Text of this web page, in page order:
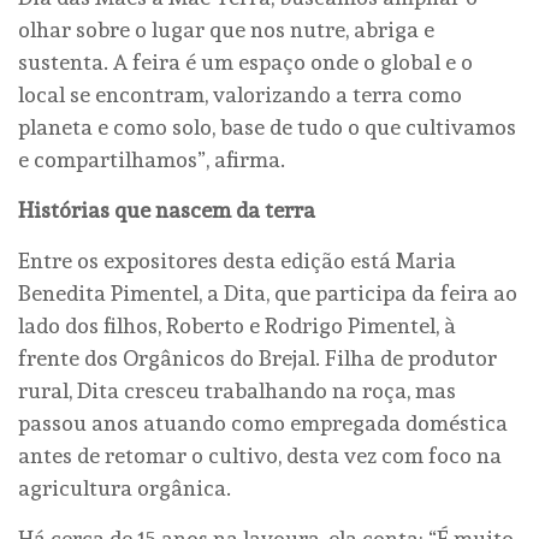
olhar sobre o lugar que nos nutre, abriga e
sustenta. A feira é um espaço onde o global e o
local se encontram, valorizando a terra como
planeta e como solo, base de tudo o que cultivamos
e compartilhamos”, afirma.
Histórias que nascem da terra
Entre os expositores desta edição está Maria
Benedita Pimentel, a Dita, que participa da feira ao
lado dos filhos, Roberto e Rodrigo Pimentel, à
frente dos Orgânicos do Brejal. Filha de produtor
rural, Dita cresceu trabalhando na roça, mas
passou anos atuando como empregada doméstica
antes de retomar o cultivo, desta vez com foco na
agricultura orgânica.